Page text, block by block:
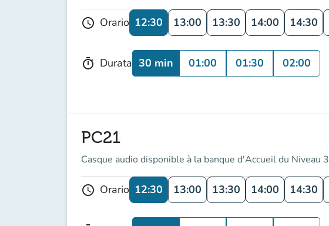
schedule Orario 12:30 13:00 13:30 14:00 14:30
timer Durata 30 min 01:00 01:30 02:00
PC21
Casque audio disponible à la banque d'Accueil du Niveau 3
schedule Orario 12:30 13:00 13:30 14:00 14:30